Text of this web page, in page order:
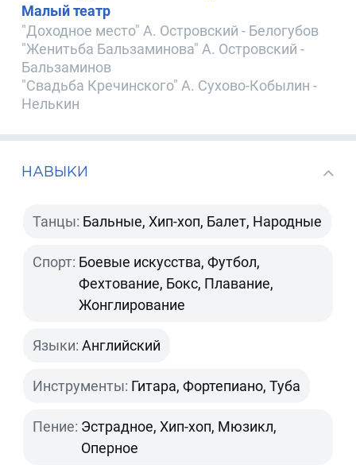
Малый театр
"Доходное место" А. Островский - Белогубов
"Женитьба Бальзаминова" А. Островский -
Бальзаминов
"Свадьба Кречинского" А. Сухово-Кобылин -
Нелькин
НАВЫКИ
Танцы: Бальные, Хип-хоп, Балет, Народные
Спорт: Боевые искусства, Футбол,
Фехтование, Бокс, Плавание,
Жонглирование
Языки: Английский
Инструменты: Гитара, Фортепиано, Туба
Пение: Эстрадное, Хип-хоп, Мюзикл,
Оперное